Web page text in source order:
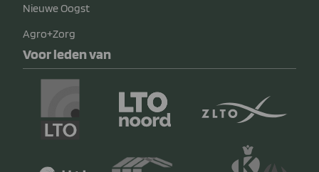
Nieuwe Oogst
Agro+Zorg
Voor leden van